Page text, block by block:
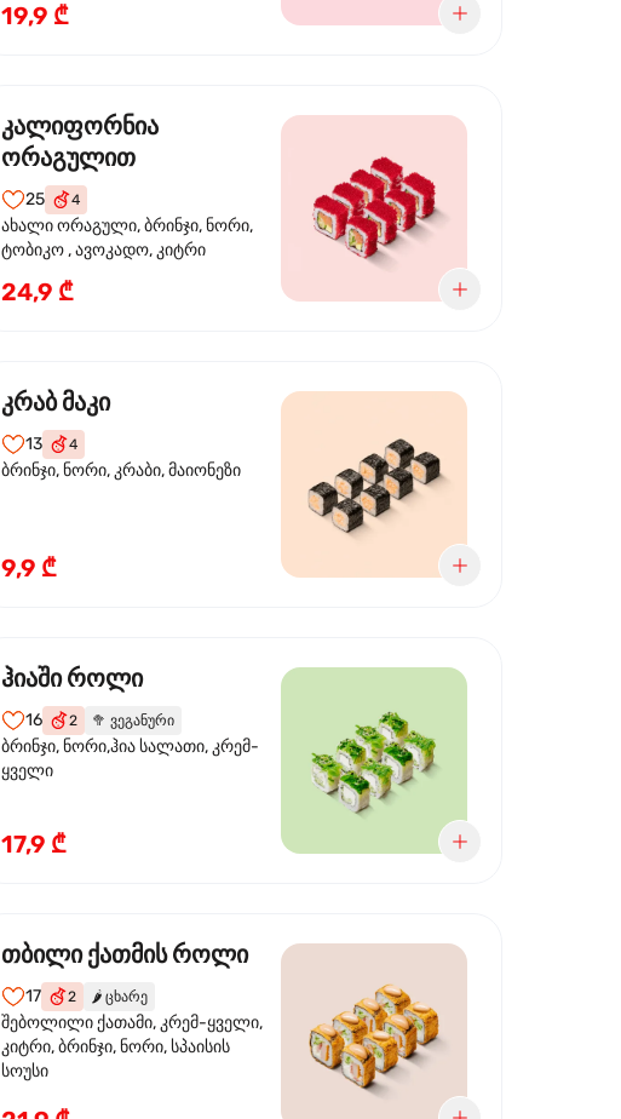
19,9 ₾
კალიფორნია
ორაგულით
25 4
ახალი ორაგული, ბრინჯი, ნორი,
ტობიკო , ავოკადო, კიტრი
24,9 ₾
კრაბ მაკი
13 4
ბრინჯი, ნორი, კრაბი, მაიონეზი
9,9 ₾
ჰიაში როლი
16 2 🥦 ვეგანური
ბრინჯი, ნორი,ჰია სალათი, კრემ-
ყველი
17,9 ₾
თბილი ქათმის როლი
17 2 🌶️ ცხარე
შებოლილი ქათამი, კრემ-ყველი,
კიტრი, ბრინჯი, ნორი, სპაისის
სოუსი